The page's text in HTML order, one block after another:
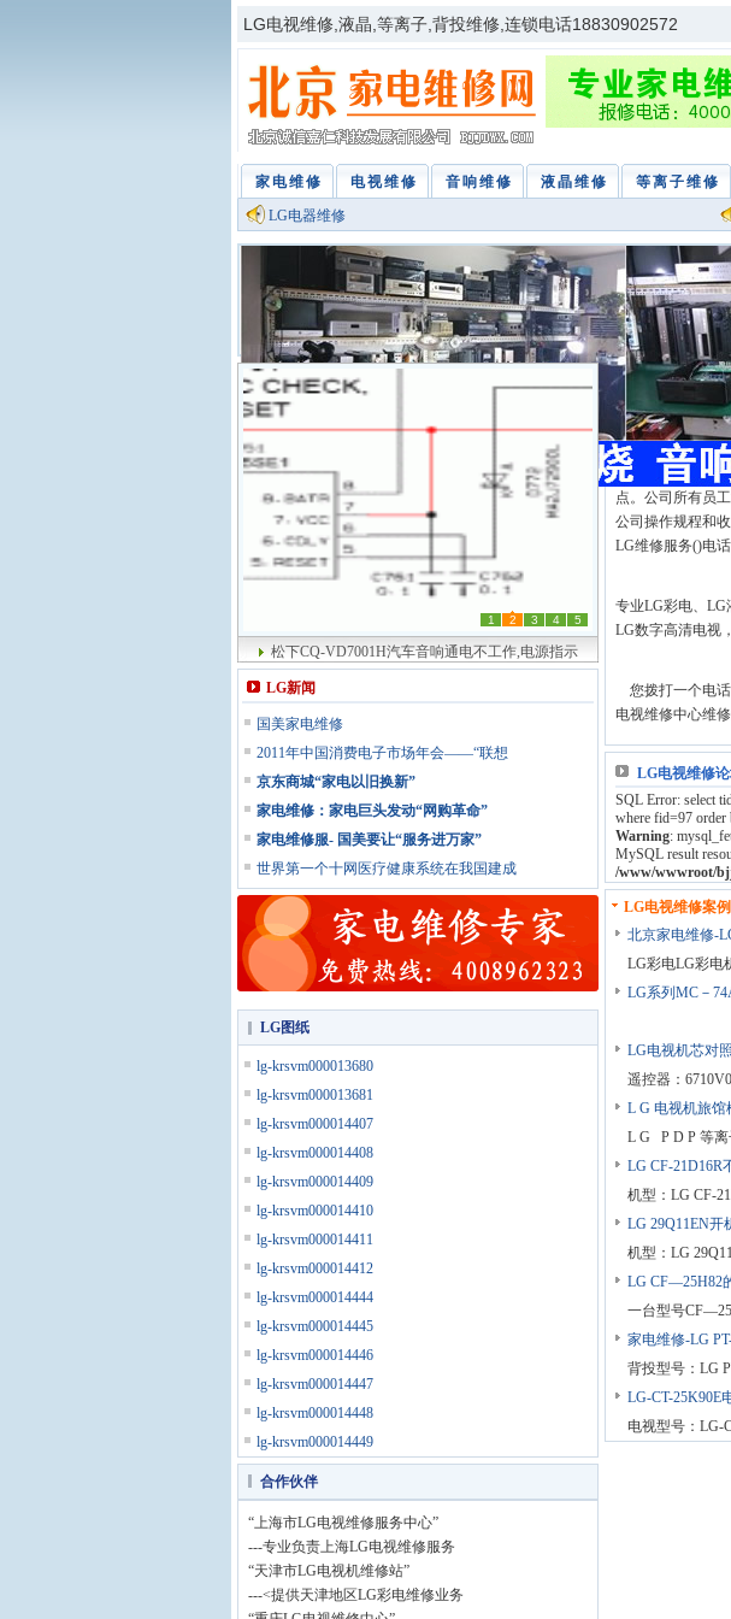
LG电视维修,液晶,等离子,背投维修,连锁电话18830902572
家电维修 电视维修 音响维修 液晶维修 等离子维修
LG电器维修
LG电视维修中
等离子维修、LG
方便快捷的上门
点。公司所有员
公司操作规程和
LG维修服务()电话
专业LG彩电、LG
LG数字高清电视
您拨打一个电
电视维修中心维
LG电视维修
SQL Error: select
where fid=97 order
Warning:
MySQL result
/www/wwwroot/
LG电视维修案例
北京家电维修-
LG彩电LG彩电
LG系列MC－
7-2
LG电视机芯对
遥控器：
L G 电视机旅馆
L G P D P 等离
LG CF-21D16R
机型：LG CF-
LG 29Q11EN
机型：LG
LG CF—25H82
一台型号
音
家电维修-LG
背投型号：LG
LG-CT-25K90E
电视型号：LG-
1 2 3 4 5
松下CQ-VD7001H汽车音响通电不工作,电源指示
LG新闻
国美家电维修
2011年中国消费电子市场年会——“联想
京东商城“家电以旧换新”
家电维修：家电巨头发动“网购革命”
家电维修服- 国美要让“服务进万家”
世界第一个十网医疗健康系统在我国建成
LG图纸
lg-krsvm000013680
lg-krsvm000013681
lg-krsvm000014407
lg-krsvm000014408
lg-krsvm000014409
lg-krsvm000014410
lg-krsvm000014411
lg-krsvm000014412
lg-krsvm000014444
lg-krsvm000014445
lg-krsvm000014446
lg-krsvm000014447
lg-krsvm000014448
lg-krsvm000014449
合作伙伴
“上海市LG电视维修服务中心”
---专业负责上海LG电视维修服务
“天津市LG电视机维修站”
---<提供天津地区LG彩电维修业务